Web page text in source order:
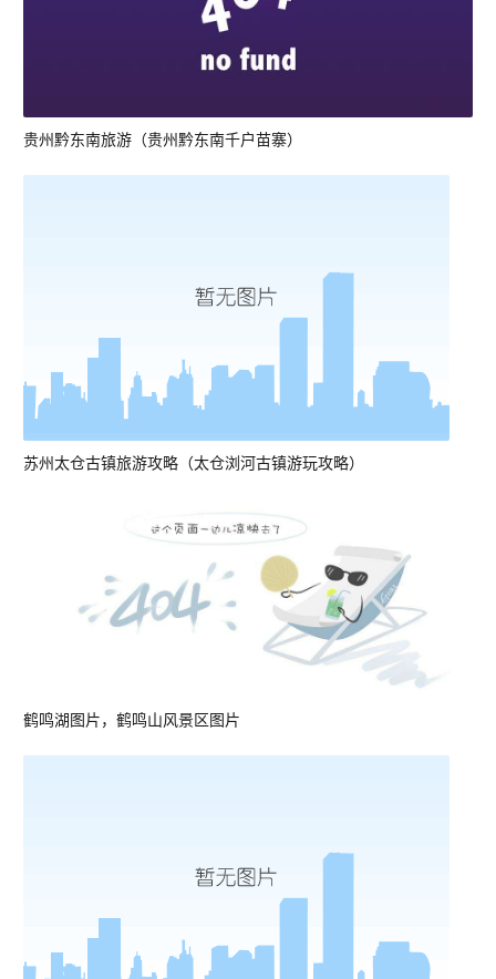
贵州黔东南旅游（贵州黔东南千户苗寨）
苏州太仓古镇旅游攻略（太仓浏河古镇游玩攻略）
鹤鸣湖图片，鹤鸣山风景区图片